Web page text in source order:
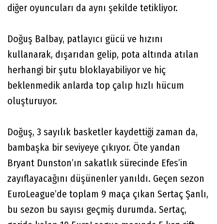
diğer oyuncuları da aynı şekilde tetikliyor.
Doğuş Balbay, patlayıcı gücü ve hızını
kullanarak, dışarıdan gelip, pota altında atılan
herhangi bir şutu bloklayabiliyor ve hiç
beklenmedik anlarda top çalıp hızlı hücum
oluşturuyor.
Doğuş, 3 sayılık basketler kaydettiği zaman da,
bambaşka bir seviyeye çıkıyor. Öte yandan
Bryant Dunston’ın sakatlık sürecinde Efes’in
zayıflayacağını düşünenler yanıldı. Geçen sezon
EuroLeague’de toplam 9 maça çıkan Sertaç Şanlı,
bu sezon bu sayısı geçmiş durumda. Sertaç,